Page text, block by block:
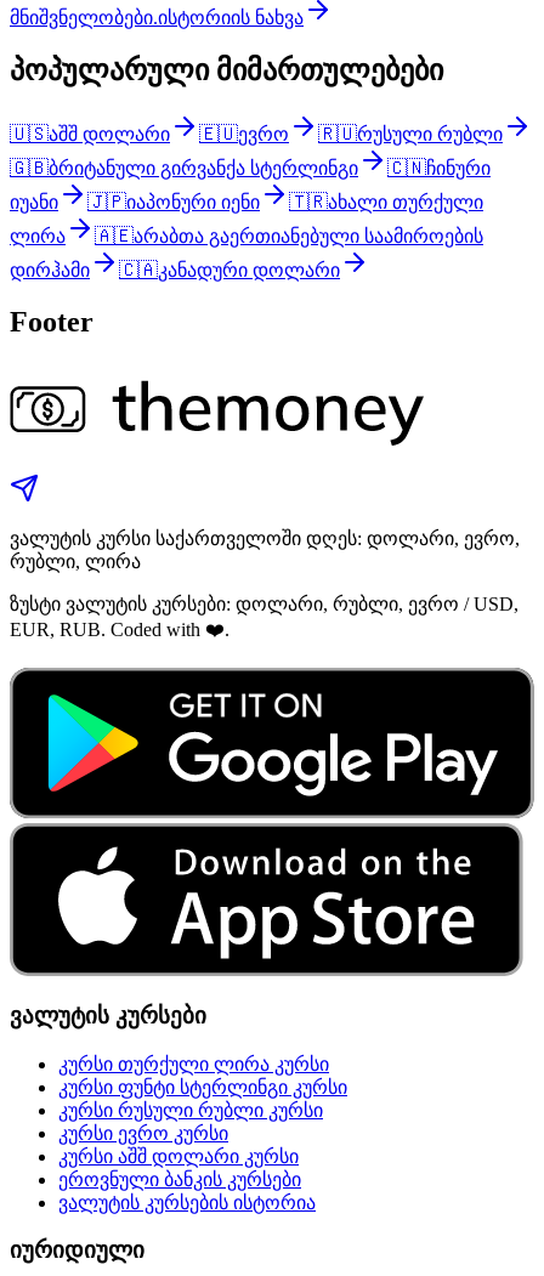
მნიშვნელობები.ისტორიის ნახვა
პოპულარული მიმართულებები
🇺🇸აშშ დოლარი 🇪🇺ევრო 🇷🇺რუსული რუბლი
🇬🇧ბრიტანული გირვანქა სტერლინგი 🇨🇳ჩინური
იუანი
🇯🇵იაპონური იენი 🇹🇷ახალი თურქული
ლირა
🇦🇪არაბთა გაერთიანებული საამიროების
დირჰამი
🇨🇦კანადური დოლარი
Footer
ვალუტის კურსი საქართველოში დღეს: დოლარი, ევრო,
რუბლი, ლირა
ზუსტი ვალუტის კურსები: დოლარი, რუბლი, ევრო / USD,
EUR, RUB. Coded with ❤️.
ვალუტის კურსები
კურსი თურქული ლირა კურსი
კურსი ფუნტი სტერლინგი კურსი
კურსი რუსული რუბლი კურსი
კურსი ევრო კურსი
კურსი აშშ დოლარი კურსი
ეროვნული ბანკის კურსები
ვალუტის კურსების ისტორია
იურიდიული